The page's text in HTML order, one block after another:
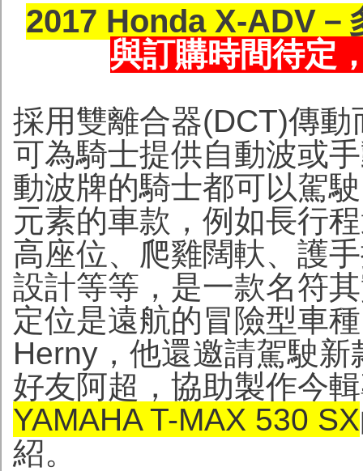
2017 Honda X-ADV－
與訂購時間待定
採用雙離合器(DCT)傳
可為騎士提供自動波或
動波牌的騎士都可以駕
元素的車款，例如長行
高座位、爬雞闊軑、護
設計等等，是一款名符
定位是遠航的冒險型車
Herny，他還邀請駕駛
好友阿超，協助製作今
YAMAHA T-MAX 530 SX
紹。